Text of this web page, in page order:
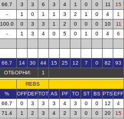
66.7 3 3 6 3 4 1 0 0 11
15
- 1 0 1 1 3 2 1 0 4
1
100.0 0 3 3 1 2 0 0 0 10
11
- 1 3 4 0 5 0 1 0 4
6
66.7 14 30 44 15 25 12 7 0 82
93
ОТБОРНИ:
1
REBS
% OFFDEFTOT AS PF TO ST BS PTS EFF
66.7 0 3 3 3 4 3 0 0 12 4
71.4 1 2 3 4 2 3 0 0 20 15